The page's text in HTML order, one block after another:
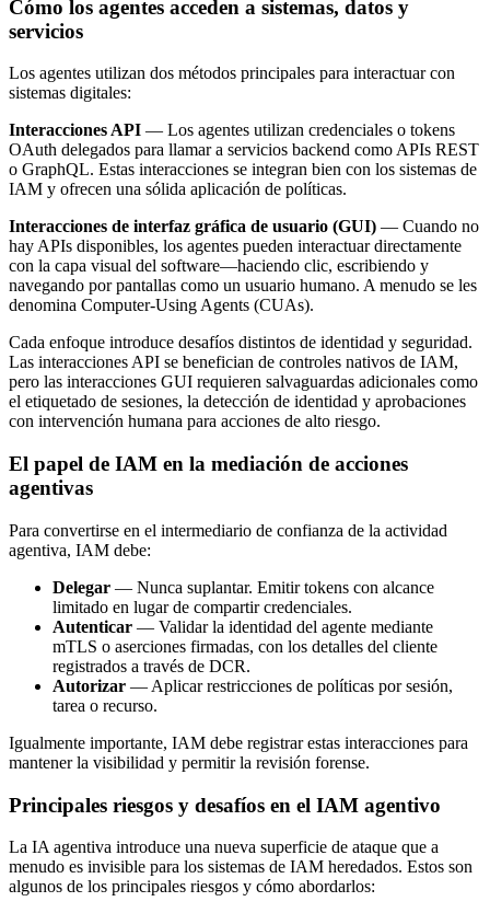
Cómo los agentes acceden a sistemas, datos y
servicios
Los agentes utilizan dos métodos principales para interactuar con
sistemas digitales:
Interacciones API — Los agentes utilizan credenciales o tokens
OAuth delegados para llamar a servicios backend como APIs REST
o GraphQL. Estas interacciones se integran bien con los sistemas de
IAM y ofrecen una sólida aplicación de políticas.
Interacciones de interfaz gráfica de usuario (GUI) — Cuando no
hay APIs disponibles, los agentes pueden interactuar directamente
con la capa visual del software—haciendo clic, escribiendo y
navegando por pantallas como un usuario humano. A menudo se les
denomina Computer-Using Agents (CUAs).
Cada enfoque introduce desafíos distintos de identidad y seguridad.
Las interacciones API se benefician de controles nativos de IAM,
pero las interacciones GUI requieren salvaguardas adicionales como
el etiquetado de sesiones, la detección de identidad y aprobaciones
con intervención humana para acciones de alto riesgo.
El papel de IAM en la mediación de acciones
agentivas
Para convertirse en el intermediario de confianza de la actividad
agentiva, IAM debe:
Delegar — Nunca suplantar. Emitir tokens con alcance
limitado en lugar de compartir credenciales.
Autenticar — Validar la identidad del agente mediante
mTLS o aserciones firmadas, con los detalles del cliente
registrados a través de DCR.
Autorizar — Aplicar restricciones de políticas por sesión,
tarea o recurso.
Igualmente importante, IAM debe registrar estas interacciones para
mantener la visibilidad y permitir la revisión forense.
Principales riesgos y desafíos en el IAM agentivo
La IA agentiva introduce una nueva superficie de ataque que a
menudo es invisible para los sistemas de IAM heredados. Estos son
algunos de los principales riesgos y cómo abordarlos: